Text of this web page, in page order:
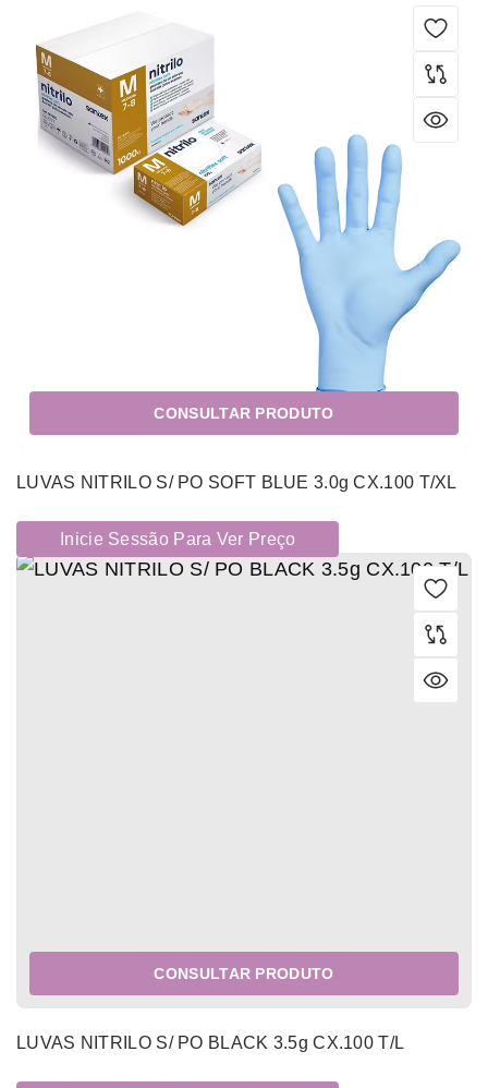
CONSULTAR PRODUTO
LUVAS NITRILO S/ PO SOFT BLUE 3.0g CX.100 T/XL
Inicie Sessão Para Ver Preço
CONSULTAR PRODUTO
LUVAS NITRILO S/ PO BLACK 3.5g CX.100 T/L